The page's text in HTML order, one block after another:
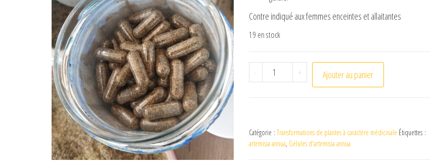
Contre indiqué aux femmes enceintes et allaitantes
19 en stock
- quantité de Gélules d'artemisia annua
+ Ajouter au panier
Catégorie : Transformations de plantes à caractère médicinale Étiquettes :
artemisia annua, Gélules d'artemisia annua